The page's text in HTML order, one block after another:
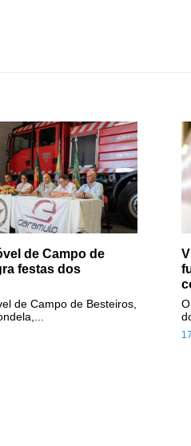
de Campo de
festas dos
de Campo de Besteiros,